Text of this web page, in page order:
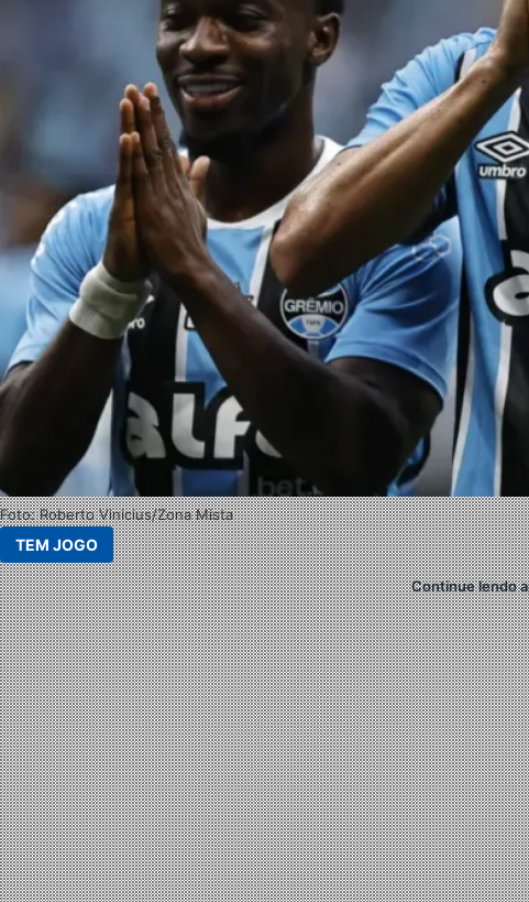
Foto: Roberto Vinicius/Zona Mista
TEM JOGO
Continue lendo